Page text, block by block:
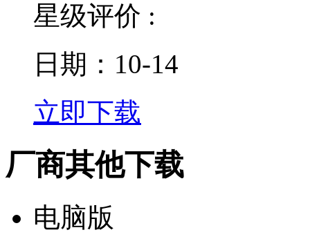
星级评价 :
日期：10-14
立即下载
厂商其他下载
电脑版